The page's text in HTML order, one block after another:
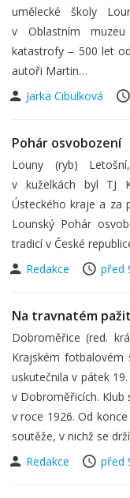
umělecké školy
v Oblastním
katastrofy – 500 let
autoři Martin…
Jarka Cibulková
Pohár osvobození
Louny (ryb)
v kuželkách byl TJ
Ústeckého kraje a za
Lounský Pohár
tradicí v České
Redakce
před
Na travnatém
Dobroměřice (red.
Krajském
uskutečnila v pátek
v Dobroměřicích. Klub
v roce 1926. Od
soutěže, v nichž se
Redakce
před